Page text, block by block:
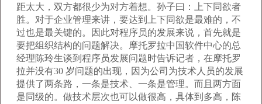
距太大，双方都很少为对方着想。孙子曰：上下同欲者
胜。对于企业管理来讲，要达到上下同欲是最难的，不
过也是最关键的。因此对程序员的发展来说，首先就是
要把组织结构的问题解决。摩托罗拉中国软件中心的总
经理陈玲生谈到程序员发展问题时告诉记者，在摩托罗
拉并没有30 岁问题的出现，因为公司为技术人员的发展
提供了两条路，一条是技术、一条是管理。而且两方面
是同级的。做技术层次也可以做很高，具体到多高，陈